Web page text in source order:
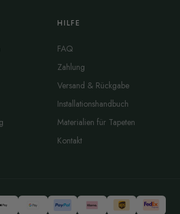
HILFE
FAQ
Zahlung
Versand & Rückgabe
Installationshandbuch
Materialien für Tapeten
Kontakt